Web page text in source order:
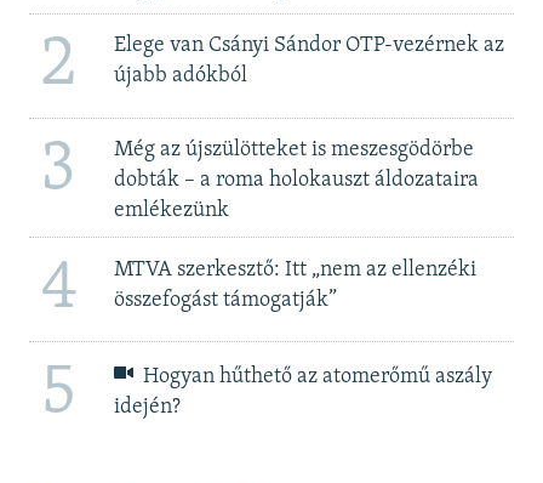
2
Elege van Csányi Sándor OTP-vezérnek az
újabb adókból
3
Még az újszülötteket is meszesgödörbe
dobták – a roma holokauszt áldozataira
emlékezünk
4
MTVA szerkesztő: Itt „nem az ellenzéki
összefogást támogatják”
5
Hogyan hűthető az atomerőmű aszály
idején?